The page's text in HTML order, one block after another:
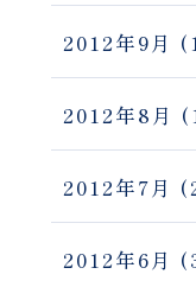
2012年9月
2012年8月
2012年7月
2012年6月